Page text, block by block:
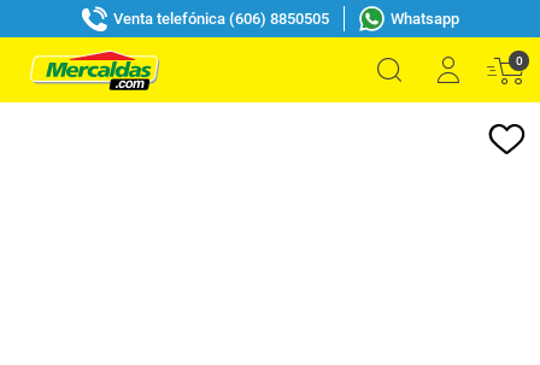
Venta telefónica (606) 8850505 Whatsapp
0